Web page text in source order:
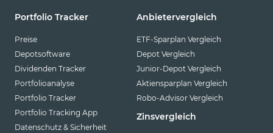
Portfolio Tracker
Preise
Depotsoftware
Dividenden Tracker
Portfolioanalyse
Portfolio Tracker
Portfolio Tracking App
Datenschutz & Sicherheit
Anbietervergleich
ETF-Sparplan Vergleich
Depot Vergleich
Junior-Depot Vergleich
Aktiensparplan Vergleich
Robo-Advisor Vergleich
Zinsvergleich